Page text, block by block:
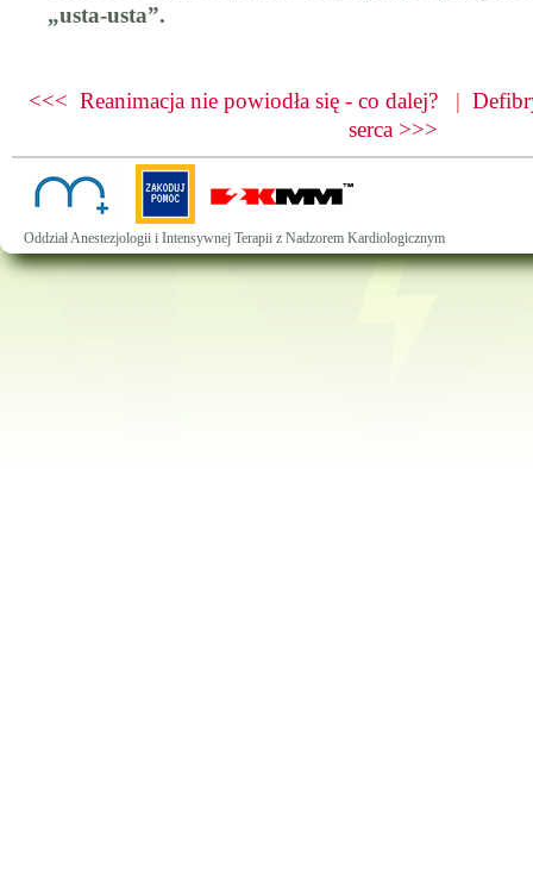
„usta-usta”.
<<< Reanimacja nie powiodła się - co dalej? |
serca >>>
Oddział Anestezjologii i Intensywnej Terapii z Nadzorem Kardiologicznym